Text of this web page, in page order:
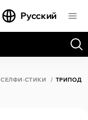
Русский
СЕЛФИ-СТИКИ ТРИПОД